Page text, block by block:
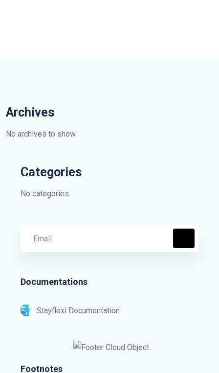
Archives
No archives to show.
Categories
No categories
Documentations
Stayflexi Documentation
Footnotes